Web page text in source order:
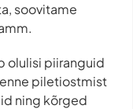
soovitame
olulisi piiranguid
piletiostmist
ning kõrged